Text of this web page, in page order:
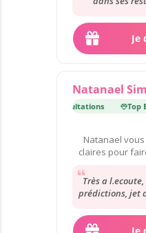
Je
Natanael
175 000 consultations Top
Natanael
claires pour
Très a
prédictions, jet